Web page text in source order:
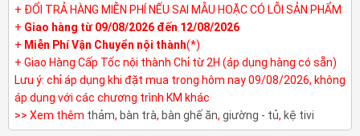
+ ĐỔI TRẢ HÀNG MIỄN PHÍ NẾU SAI MẪU HOẶC CÓ LỖI SẢN PHẨM
+ Giao hàng từ 09/08/2026 đến 12/08/2026
+ Miễn Phí Vận Chuyển nội thành(*)
+ Giao Hàng Cấp Tốc nội thành Chỉ từ 2H (áp dụng hàng có sẵn)
Lưu ý: chỉ áp dụng khi đặt mua trong hôm nay 09/08/2026, không
áp dụng với các chương trình KM khác
>> Xem thêm thảm, bàn trà, bàn ghế ăn, giường - tủ, kệ tivi